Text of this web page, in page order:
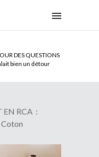
DES QUESTIONS
valait bien un détour
SENAT BENINOIS :
partir !
EN RCA :